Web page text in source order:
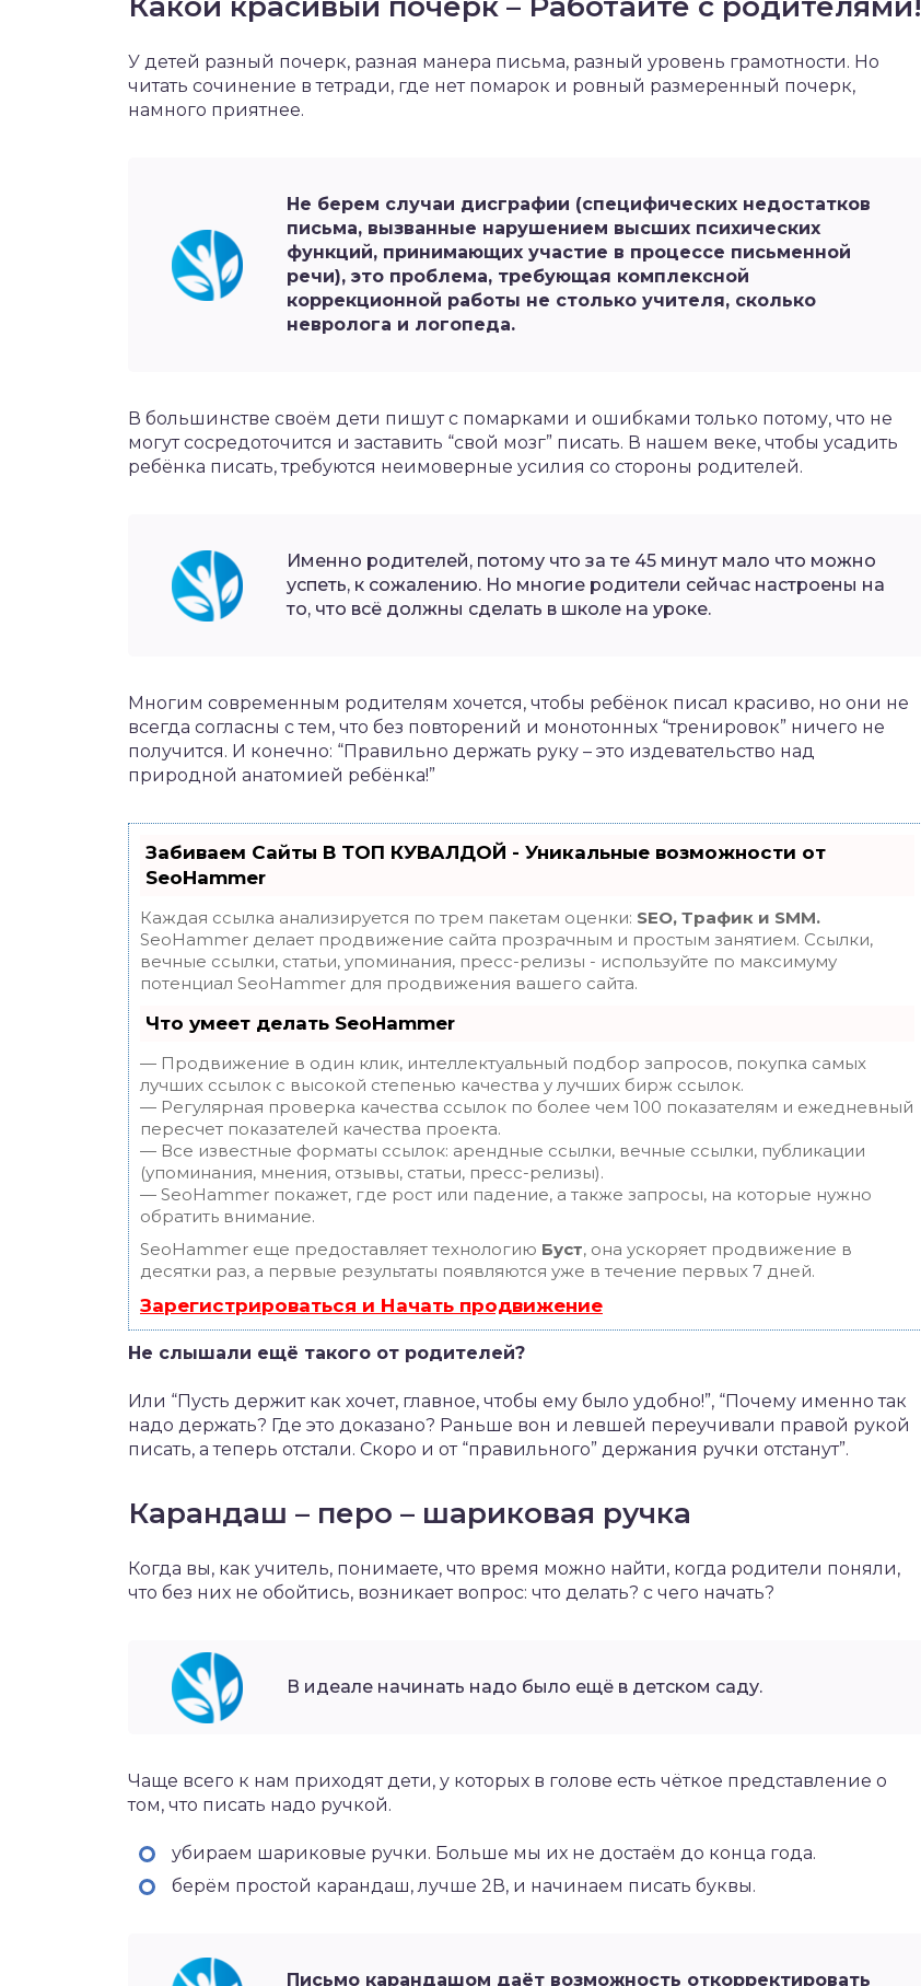
У детей разный почерк, разная манера письма, разный уровень грамотности. Но
читать сочинение в тетради, где нет помарок и ровный размеренный почерк,
намного приятнее.
Не берем случаи дисграфии (специфических недостатков
письма, вызванные нарушением высших психических
функций, принимающих участие в процессе письменной
речи), это проблема, требующая комплексной
коррекционной работы не столько учителя, сколько
невролога и логопеда.
В большинстве своём дети пишут с помарками и ошибками только потому, что не
могут сосредоточится и заставить “свой мозг” писать. В нашем веке, чтобы усадить
ребёнка писать, требуются неимоверные усилия со стороны родителей.
Именно родителей, потому что за те 45 минут мало что можно
успеть, к сожалению. Но многие родители сейчас настроены на
то, что всё должны сделать в школе на уроке.
Многим современным родителям хочется, чтобы ребёнок писал красиво, но они не
всегда согласны с тем, что без повторений и монотонных “тренировок” ничего не
получится. И конечно: “Правильно держать руку – это издевательство над
природной анатомией ребёнка!”
Забиваем Сайты В ТОП КУВАЛДОЙ - Уникальные возможности от
SeoHammer
Каждая ссылка анализируется по трем пакетам оценки: SEO, Трафик и SMM.
SeoHammer делает продвижение сайта прозрачным и простым занятием. Ссылки,
вечные ссылки, статьи, упоминания, пресс-релизы - используйте по максимуму
потенциал SeoHammer для продвижения вашего сайта.
Что умеет делать SeoHammer
— Продвижение в один клик, интеллектуальный подбор запросов, покупка самых
лучших ссылок с высокой степенью качества у лучших бирж ссылок.
— Регулярная проверка качества ссылок по более чем 100 показателям и ежедневный
пересчет показателей качества проекта.
— Все известные форматы ссылок: арендные ссылки, вечные ссылки, публикации
(упоминания, мнения, отзывы, статьи, пресс-релизы).
— SeoHammer покажет, где рост или падение, а также запросы, на которые нужно
обратить внимание.
SeoHammer еще предоставляет технологию Буст, она ускоряет продвижение в
десятки раз, а первые результаты появляются уже в течение первых 7 дней.
Зарегистрироваться и Начать продвижение
Не слышали ещё такого от родителей?
Или “Пусть держит как хочет, главное, чтобы ему было удобно!”, “Почему именно так
надо держать? Где это доказано? Раньше вон и левшей переучивали правой рукой
писать, а теперь отстали. Скоро и от “правильного” держания ручки отстанут”.
Карандаш – перо – шариковая ручка
Когда вы, как учитель, понимаете, что время можно найти, когда родители поняли,
что без них не обойтись, возникает вопрос: что делать? с чего начать?
В идеале начинать надо было ещё в детском саду.
Чаще всего к нам приходят дети, у которых в голове есть чёткое представление о
том, что писать надо ручкой.
убираем шариковые ручки. Больше мы их не достаём до конца года.
берём простой карандаш, лучше 2В, и начинаем писать буквы.
Письмо карандашом даёт возможность откорректировать